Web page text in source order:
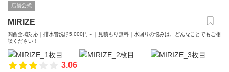
店舗公式
MIRIZE
関西全域対応｜排水管洗浄5,000円～｜見積もり無料｜水回りの悩みは、どんなことでもご相
談ください！
3.06